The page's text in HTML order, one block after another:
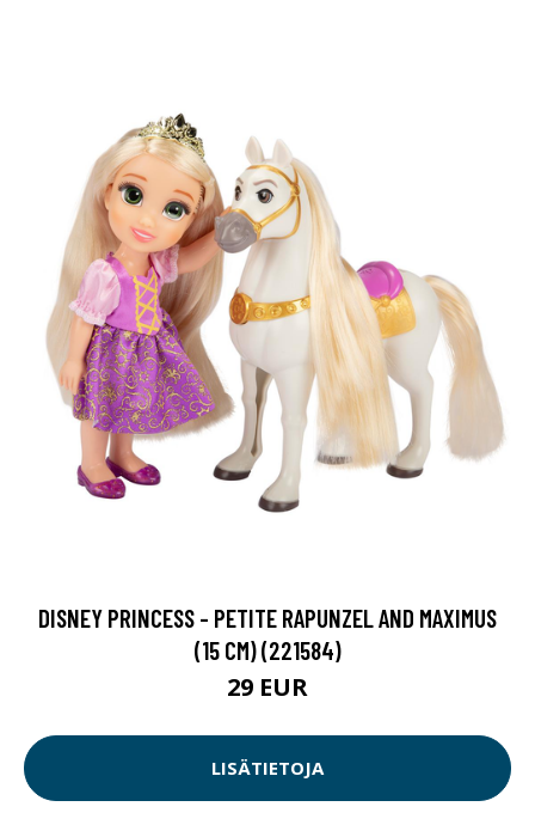
DISNEY PRINCESS - PETITE RAPUNZEL AND MAXIMUS
(15 CM) (221584)
29 EUR
LISÄTIETOJA